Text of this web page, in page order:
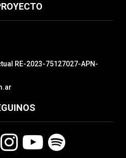
RE-2023-75127027-APN-